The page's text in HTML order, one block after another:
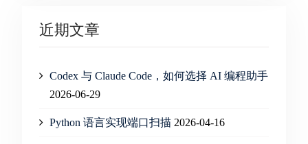
近期文章
Codex 与 Claude Code，如何选择 AI 编程助手
2026-06-29
Python 语言实现端口扫描 2026-04-16